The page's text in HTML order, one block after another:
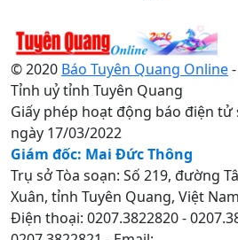
© 2020 Báo Tuyên Quang Online
Tỉnh uỷ tỉnh Tuyên Quang
Giấy phép hoạt động báo điện tử
ngày 17/03/2022
Giám đốc: Mai Đức Thông
Trụ sở Tòa soạn: Số 219, đường
Xuân, tỉnh Tuyên Quang, Việt
Điện thoại: 0207.3822820 -